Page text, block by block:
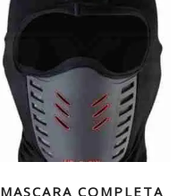
MASCARA COMPLETA